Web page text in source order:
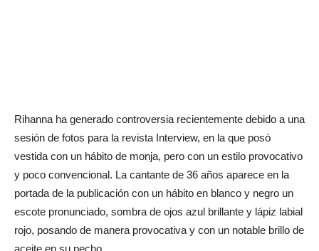
Rihanna ha generado controversia recientemente debido a una
sesión de fotos para la revista Interview, en la que posó
vestida con un hábito de monja, pero con un estilo provocativo
y poco convencional. La cantante de 36 años aparece en la
portada de la publicación con un hábito en blanco y negro un
escote pronunciado, sombra de ojos azul brillante y lápiz labial
rojo, posando de manera provocativa y con un notable brillo de